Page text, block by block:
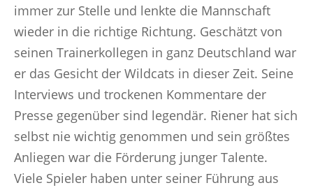
immer zur Stelle und lenkte die Mannschaft
wieder in die richtige Richtung. Geschätzt von
seinen Trainerkollegen in ganz Deutschland war
er das Gesicht der Wildcats in dieser Zeit. Seine
Interviews und trockenen Kommentare der
Presse gegenüber sind legendär. Riener hat sich
selbst nie wichtig genommen und sein größtes
Anliegen war die Förderung junger Talente.
Viele Spieler haben unter seiner Führung aus